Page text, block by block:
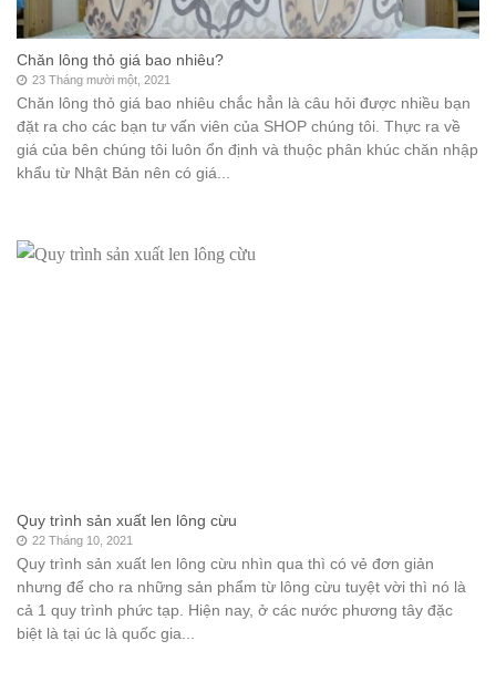
Chăn lông thỏ giá bao nhiêu?
23 Tháng mười một, 2021
Chăn lông thỏ giá bao nhiêu chắc hẳn là câu hỏi được nhiều bạn
đặt ra cho các bạn tư vấn viên của SHOP chúng tôi. Thực ra về
giá của bên chúng tôi luôn ổn định và thuộc phân khúc chăn nhập
khẩu từ Nhật Bản nên có giá...
Quy trình sản xuất len lông cừu
22 Tháng 10, 2021
Quy trình sản xuất len lông cừu nhìn qua thì có vẻ đơn giản
nhưng để cho ra những sản phẩm từ lông cừu tuyệt vời thì nó là
cả 1 quy trình phức tạp. Hiện nay, ở các nước phương tây đặc
biệt là tại úc là quốc gia...